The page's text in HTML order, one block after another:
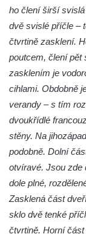
Schodiště ke
Marie ve
Lázeňský
Obří sud v
Lázeňský
Libverda
Lázeňský
Dům čp. 104
Frýdlantu
Dům čp. 102
Frýdlantu
ho člení širší
dvě svislé příčle –
čtvrtině zasklení.
poutcem, člení pět
zasklením je
cihlami. Obdobně
verandy – s tím
dvoukřídlé
stěny. Na
podobně. Dolní
otvíravé. Jsou zde
dole plné,
Zasklená část
sklo dvě tenké
čtvrtině. Horní